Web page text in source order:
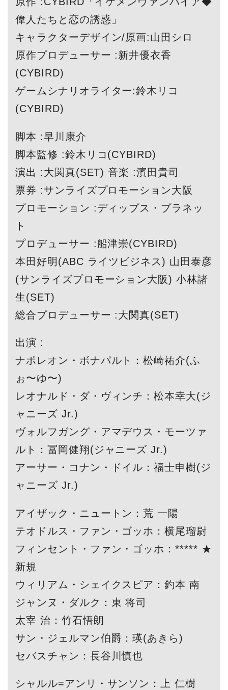
偉人たちと恋の誘惑」
キャラクターデザイン/原画:山田シロ
原作プロデューサー :新井優衣香
(CYBIRD)
ゲームシナリオライター:鈴木リコ
(CYBIRD)
脚本 :早川康介
脚本監修 :鈴木リコ(CYBIRD)
演出 :大関真(SET) 音楽 :濱田貴司
票券 :サンライズプロモーション大阪
プロモーション :ディップス・プラネッ
ト
プロデューサー :船津崇(CYBIRD)
本田好明(ABC ライツビジネス) 山田泰彦
(サンライズプロモーション大阪) 小林諸
生(SET)
総合プロデューサー :大関真(SET)
出演 :
ナポレオン・ボナパルト：松崎祐介(ふ
ぉ〜ゆ〜)
レオナルド・ダ・ヴィンチ：松本幸大(ジ
ャニーズ Jr.)
ヴォルフガング・アマデウス・モーツァ
ルト：冨岡健翔(ジャニーズ Jr.)
アーサー・コナン・ドイル：福士申樹(ジ
ャニーズ Jr.)
アイザック・ニュートン：荒 一陽
テオドルス・ファン・ゴッホ：横尾瑠尉
フィンセント・ファン・ゴッホ：***** ★
新規
ウィリアム・シェイクスピア：釣本 南
ジャンヌ・ダルク：東 将司
太宰 治：竹石悟朗
サン・ジェルマン伯爵：瑛(あきら)
セバスチャン：長谷川慎也
シャルル=アンリ・サンソン：上 仁樹